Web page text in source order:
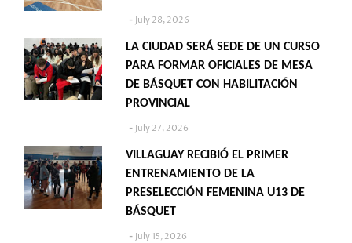
July 28, 2026
LA CIUDAD SERÁ SEDE DE UN CURSO
PARA FORMAR OFICIALES DE MESA
DE BÁSQUET CON HABILITACIÓN
PROVINCIAL
July 27, 2026
VILLAGUAY RECIBIÓ EL PRIMER
ENTRENAMIENTO DE LA
PRESELECCIÓN FEMENINA U13 DE
BÁSQUET
July 15, 2026